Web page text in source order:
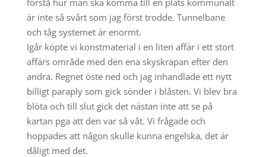
förstå hur man ska komma till en plats kommunalt
är inte så svårt som jag först trodde. Tunnelbane
och tåg systemet är enormt.
Igår köpte vi konstmaterial i en liten affär i ett stort
affärs område med den ena skyskrapan efter den
andra. Regnet öste ned och jag inhandlade ett nytt
billigt paraply som gick sönder i blåsten. Vi blev bra
blöta och till slut gick det nästan inte att se på
kartan pga att den var så våt. Vi frågade och
hoppades att någon skulle kunna engelska, det är
dåligt med det.